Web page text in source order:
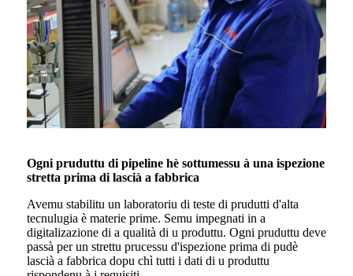
Ogni pruduttu di pipeline hè sottumessu à una ispezione
stretta prima di lascià a fabbrica
Avemu stabilitu un laboratoriu di teste di prudutti d'alta
tecnulugia è materie prime. Semu impegnati in a
digitalizazione di a qualità di u produttu. Ogni pruduttu deve
passà per un strettu prucessu d'ispezione prima di pudè
lascià a fabbrica dopu chì tutti i dati di u produttu